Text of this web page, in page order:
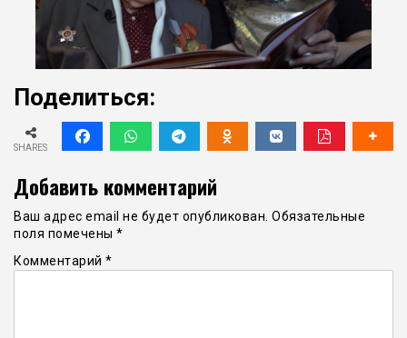
Поделиться:
SHARES
Добавить комментарий
Ваш адрес email не будет опубликован. Обязательные
поля помечены *
Комментарий *